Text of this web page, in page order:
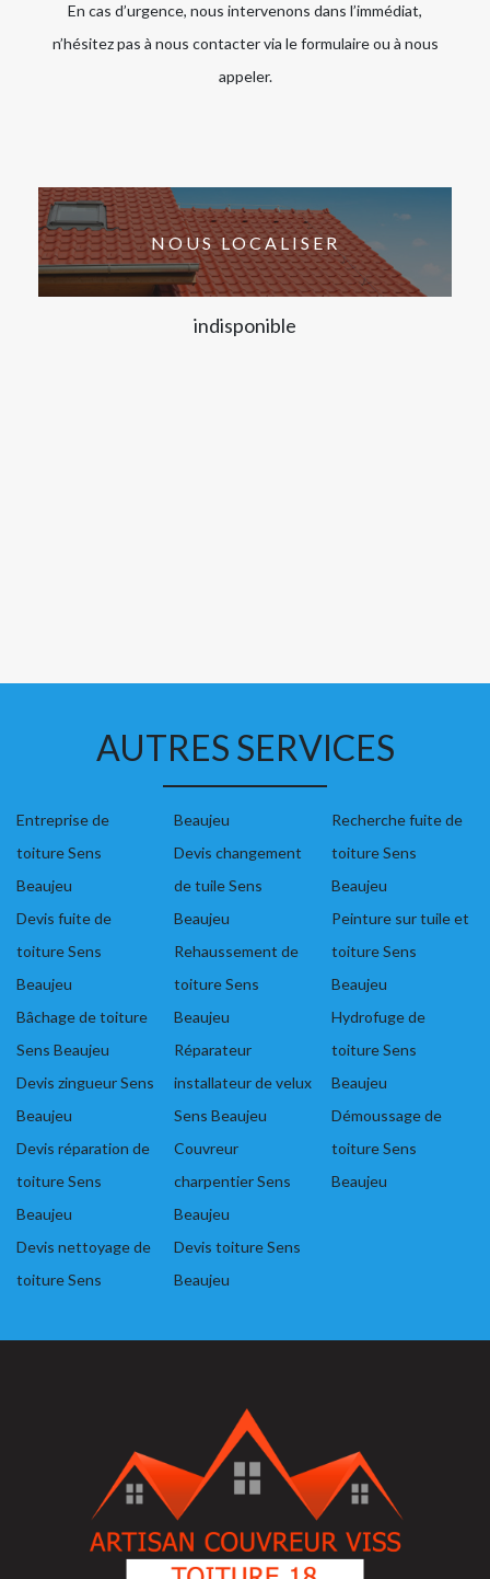
En cas d’urgence, nous intervenons dans l’immédiat,
n’hésitez pas à nous contacter via le formulaire ou à nous
appeler.
NOUS LOCALISER
indisponible
AUTRES SERVICES
Entreprise de
toiture Sens
Beaujeu
Devis fuite de
toiture Sens
Beaujeu
Bâchage de toiture
Sens Beaujeu
Devis zingueur Sens
Beaujeu
Devis réparation de
toiture Sens
Beaujeu
Devis nettoyage de
toiture Sens
Beaujeu
Devis changement
de tuile Sens
Beaujeu
Rehaussement de
toiture Sens
Beaujeu
Réparateur
installateur de velux
Sens Beaujeu
Couvreur
charpentier Sens
Beaujeu
Devis toiture Sens
Beaujeu
Recherche fuite de
toiture Sens
Beaujeu
Peinture sur tuile et
toiture Sens
Beaujeu
Hydrofuge de
toiture Sens
Beaujeu
Démoussage de
toiture Sens
Beaujeu